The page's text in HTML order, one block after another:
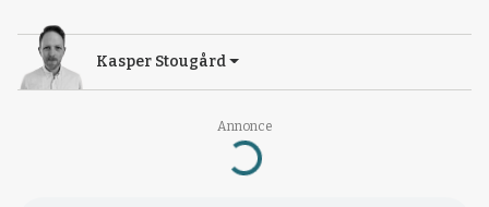
Annonce
Loading...
Kasper Stougård